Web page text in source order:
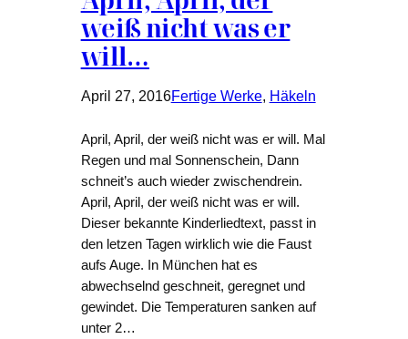
weiß nicht was er
will…
April 27, 2016Fertige Werke, Häkeln
April, April, der weiß nicht was er will. Mal
Regen und mal Sonnenschein, Dann
schneit’s auch wieder zwischendrein.
April, April, der weiß nicht was er will.
Dieser bekannte Kinderliedtext, passt in
den letzen Tagen wirklich wie die Faust
aufs Auge. In München hat es
abwechselnd geschneit, geregnet und
gewindet. Die Temperaturen sanken auf
unter 2…